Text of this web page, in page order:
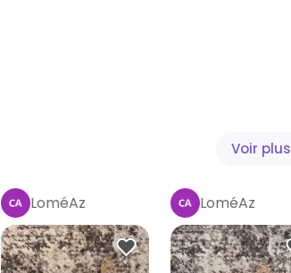
Voir plus
LoméAz LoméAz